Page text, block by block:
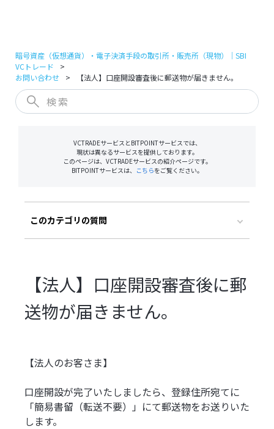
暗号資産（仮想通貨）・電子決済手段の取引所・販売所（現物）｜SBI
VCトレード
お問い合わせ
【法人】口座開設審査後に郵送物が届きません。
VCTRADEサービスとBITPOINTサービスでは、
現状は異なるサービスを提供しております。
このページは、VCTRADEサービスの紹介ページです。
BITPOINTサービスは、 こちらをご覧ください。
このカテゴリの質問
【法人】口座開設審査後に郵
送物が届きません。
【法人のお客さま】
口座開設が完了いたしましたら、登録住所宛てに
「簡易書留（転送不要）」にて郵送物をお送りいた
します。